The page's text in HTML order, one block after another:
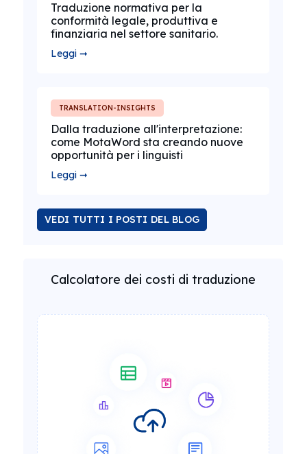
Traduzione normativa per la
conformità legale, produttiva e
finanziaria nel settore sanitario.
Leggi ➞
TRANSLATION-INSIGHTS
Dalla traduzione all'interpretazione:
come MotaWord sta creando nuove
opportunità per i linguisti
Leggi ➞
VEDI TUTTI I POSTI DEL BLOG
Calcolatore dei costi di traduzione